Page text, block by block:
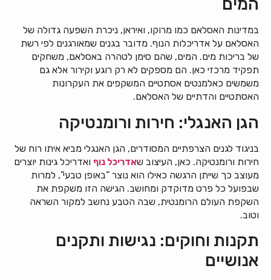
המים
במדינות האסלאם כמו מרוקו, ואיראן, ניכרת השפעה גדולה של
האסלאם על אדריכלות הנוף. מדובר בגנים שמאורגנים לפי רשת
של בריכות מים. המים, שהם סימן לטהרה באסלאם, משחקים
תפקיד מרכזי כאן. הם מספקים לא רק רוגע וקירור אלא גם
משמשים כאלמנטים אסתטיים המשקפים את העקרונות
האסתטיים והדתיים של האסלאם.
הגן האנגלי: חירות ורומנטיקה
בניגוד לגנים הצרפתיים המסודרים, הגן האנגלי מביא איתו רוח של
חירות ורומנטיקה. כאן, העיצוב שאדריכל נוף ואדריכל גינות יוצרים
מעוצב כך שייתן הרגשה כאילו הוא נוצר “באופן טבעי”, למרות
שבפועל כל פרט מדוקדק ומחושב. הגישה הזו משקפת את
השקפת העולם הרומנטית, שבה הטבע נחשב למקור השראה
וטוב.
תקנות וחוקים: נגישות ותקנים
אנושיים